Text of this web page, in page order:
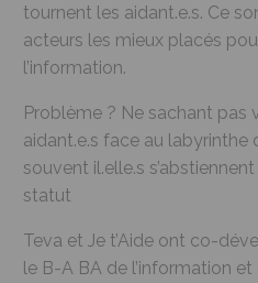
tournent les aidant.e.s. Ce
acteurs les mieux placés
l’information.
Problème ? Ne sachant pas
aidant.e.s face au labyrinthe
souvent il.elle.s
statut
Teva et Je t’Aide ont co-
le B-A BA de l’information